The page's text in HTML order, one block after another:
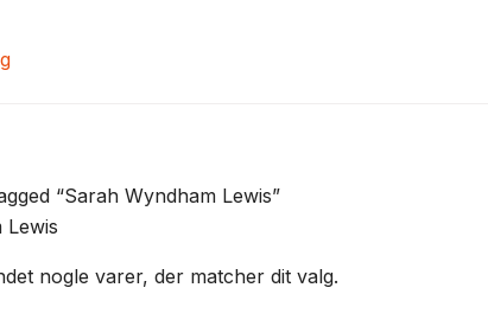
“Sarah Wyndham Lewis”
Lewis
nogle varer, der matcher dit valg.